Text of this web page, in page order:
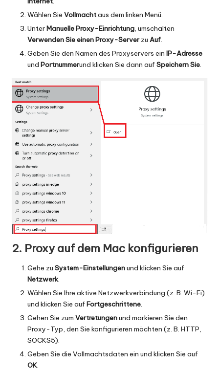
Wählen Sie Vollmachtaus dem linken Menü.
UnterManuelle Proxy-Einrichtung, umschalten
Verwenden Sie einen Proxy-Serverzu Auf.
Geben Sie den Namen des Proxyservers ein IP-Adresse
und Portnummerund klicken Sie dann auf Speichern Sie.
2. Proxy auf dem Mac konfigurieren
Gehe zu System-Einstellungenund klicken Sie auf
Netzwerk.
Wählen Sie Ihre aktive Netzwerkverbindung (z. B. Wi-Fi)
und klicken Sie auf Fortgeschrittene.
Gehen Sie zum Vertretungenund markieren Sie den
Proxy-Typ, den Sie konfigurieren möchten (z. B. HTTP,
SOCKS5).
Geben Sie die Vollmachtsdaten ein und klicken Sie auf
OK.